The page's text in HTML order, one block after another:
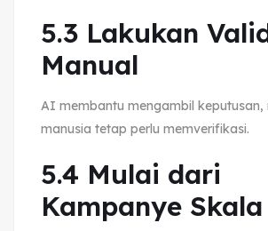
5.3 Lakukan
Manual
AI membantu mengambil keputusan,
manusia tetap perlu memverifikasi.
5.4 Mulai dari
Kampanye